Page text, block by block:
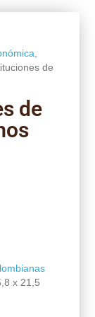
de
de
x 21,5